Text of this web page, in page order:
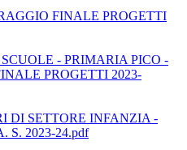
FINALE PROGETTI
- PRIMARIA PICO -
PROGETTI 2023-
DI SETTORE INFANZIA -
S. 2023-24.pdf